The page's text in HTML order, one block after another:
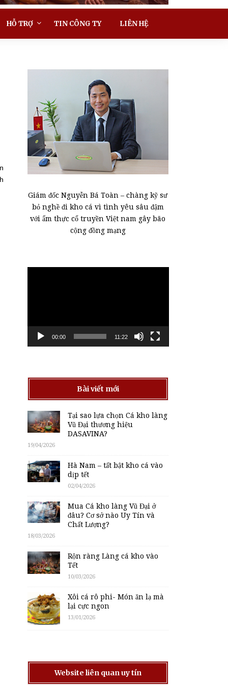
HỖ TRỢ TIN CÔNG TY LIÊN HỆ
Giám đốc Nguyễn Bá Toàn – chàng kỹ sư
bỏ nghề đi kho cá vì tình yêu sâu đậm
với ẩm thực cổ truyền Việt nam gây bão
cộng đồng mạng
00:00 11:22
Bài viết mới
Tại sao lựa chọn Cá kho làng
Vũ Đại thương hiệu
DASAVINA?
19/04/2026
Hà Nam – tất bật kho cá vào
dịp tết
02/04/2026
Mua Cá kho làng Vũ Đại ở
đâu? Cơ sở nào Uy Tín và
Chất Lượng?
18/03/2026
Rộn ràng Làng cá kho vào
Tết
10/03/2026
Xôi cá rô phi- Món ăn lạ mà
lại cực ngon
13/01/2026
Website liên quan uy tín